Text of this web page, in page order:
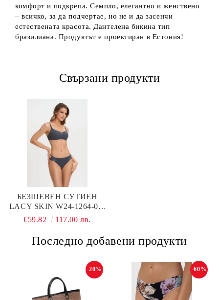
комфорт и подкрепа. Семпло, елегантно и женствено
– всичко, за да подчертае, но не и да засенчи
естествената красота. Дантелена бикина тип
бразилиана. Продуктът е проектиран в Естония!
Свързани продукти
БЕЗШЕВЕН СУТИЕН
LACY SKIN W24-1264-01-
TRS-SY MARC & ANDRE
€59.82 117.00 лв.
Последно добавени продукти
-20% -60%